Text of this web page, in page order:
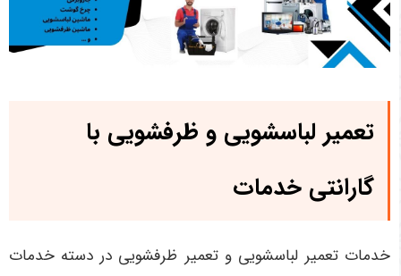
تعمیر لباسشویی و ظرفشویی با
گارانتی خدمات
خدمات تعمیر لباسشویی و تعمیر ظرفشویی در دسته خدمات